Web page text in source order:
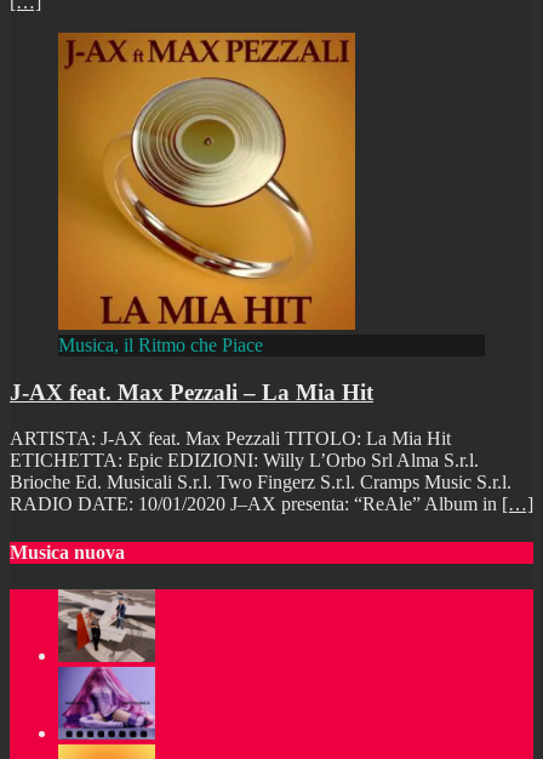
Musica, il Ritmo che Piace
J-AX feat. Max Pezzali – La Mia Hit
ARTISTA: J-AX feat. Max Pezzali TITOLO: La Mia Hit
ETICHETTA: Epic EDIZIONI: Willy L’Orbo Srl Alma S.r.l.
Brioche Ed. Musicali S.r.l. Two Fingerz S.r.l. Cramps Music S.r.l.
RADIO DATE: 10/01/2020 J–AX presenta: “ReAle” Album in […]
Musica nuova